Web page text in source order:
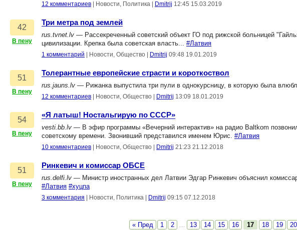
12 комментариев Новости, Политика Dmitrij 12:45 15.03.2019
42
В пену
Три метра под землей
rus.tvnet.lv — Рассекреченный советский объект ГО под рижской больницей
цивилизации. Крепка была советская власть... #Латвия
1 комментарий Новости, Общество Dmitrij 09:48 19.01.2019
51
В пену
Толерантные европейские страсти и короткоствол
rus.jauns.lv — Рижанка выпустила три пули в однокурсницу, в которую была
12 комментариев Новости, Общество Dmitrij 13:09 18.01.2019
54
В пену
«Я латыш! Ностальгирую по СССР»
vesti.bb.lv — В эфир программы «Вечерний интерактив» на радио Baltkom
советскому времени. Звонивший представился именем Юрис. #Латвия
10 комментариев Новости, Общество Dmitrij 21:23 21.12.2018
51
В пену
Ринкевич и комиссар ОБСЕ
rus.delfi.lv — Министр иностранных дел Латвии Эдгар Ринкевич объяснил
#Латвия #хуцпа
3 комментария Новости, Политика Dmitrij 09:15 07.12.2018
« Пред 1 2 … 13 14 15 16 17 18 19 20